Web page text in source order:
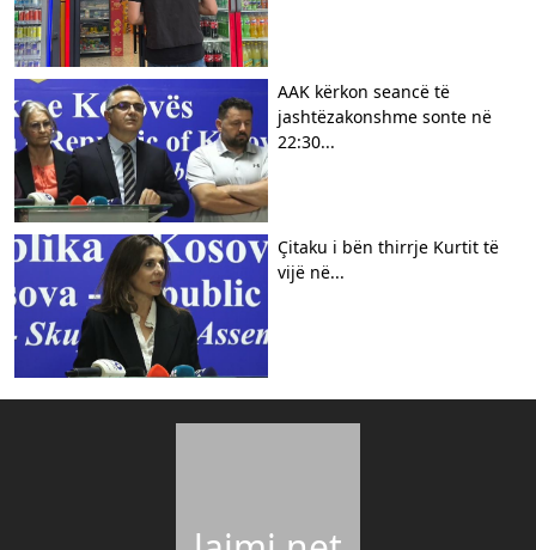
AAK kërkon seancë të
jashtëzakonshme sonte në
22:30...
Çitaku i bën thirrje Kurtit të
vijë në...